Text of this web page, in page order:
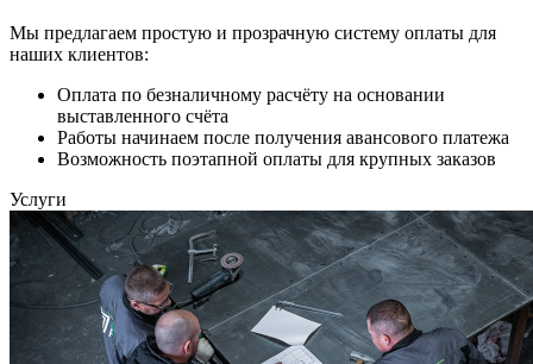
Мы предлагаем простую и прозрачную систему оплаты для
наших клиентов:
Оплата по безналичному расчёту на основании
выставленного счёта
Работы начинаем после получения авансового платежа
Возможность поэтапной оплаты для крупных заказов
Услуги